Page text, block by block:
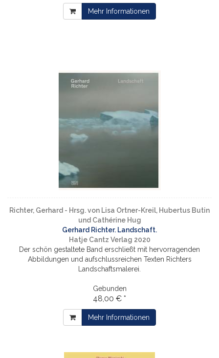
Mehr Informationen
Richter, Gerhard - Hrsg. von Lisa Ortner-Kreil, Hubertus Butin
und Cathérine Hug
Gerhard Richter. Landschaft.
Hatje Cantz Verlag 2020
Der schön gestaltete Band erschließt mit hervorragenden
Abbildungen und aufschlussreichen Texten Richters
Landschaftsmalerei.
Gebunden
48,00 € *
Mehr Informationen